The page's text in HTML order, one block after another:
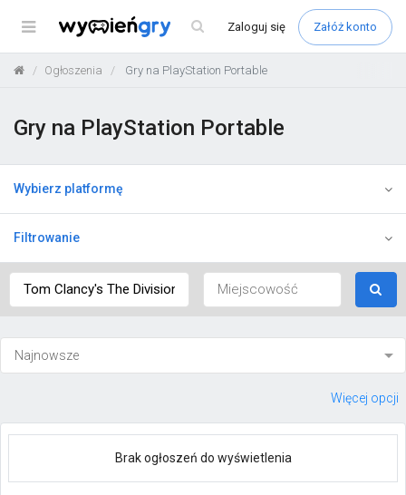
Menu Zaloguj się Załóż konto
Ogłoszenia Gry na PlayStation Portable
Gry na PlayStation Portable
Wybierz platformę
Filtrowanie
Więcej opcji
Brak ogłoszeń do wyświetlenia